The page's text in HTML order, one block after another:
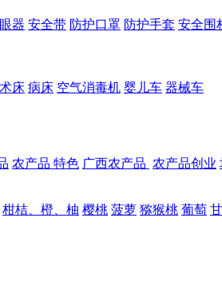
器 安全带 防护口罩 防护手套 安全围
床 病床 空气消毒机 婴儿车 器械车
农产品 特色 广西农产品 农产品创业
柑桔、橙、柚 樱桃 菠萝 猕猴桃 葡萄